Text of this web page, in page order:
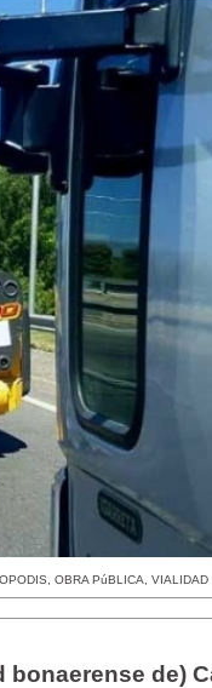
,OBRA PúBLICA ,VIALIDAD
de)